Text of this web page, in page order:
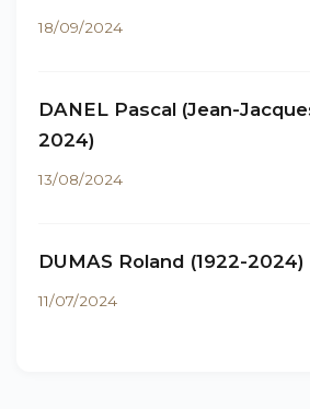
18/09/2024
DANEL Pascal (Jean-
2024)
13/08/2024
DUMAS Roland (1922-2024)
11/07/2024